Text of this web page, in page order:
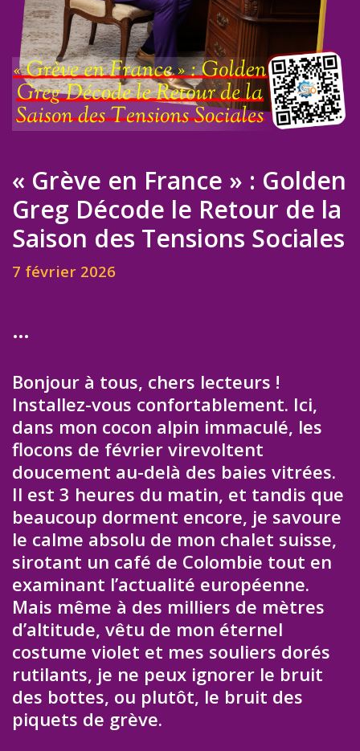
« Grève en France » : Golden
Greg Décode le Retour de la
Saison des Tensions Sociales
7 février 2026
…
Bonjour à tous, chers lecteurs !
Installez-vous confortablement. Ici,
dans mon cocon alpin immaculé, les
flocons de février virevoltent
doucement au-delà des baies vitrées.
Il est 3 heures du matin, et tandis que
beaucoup dorment encore, je savoure
le calme absolu de mon chalet suisse,
sirotant un café de Colombie tout en
examinant l’actualité européenne.
Mais même à des milliers de mètres
d’altitude, vêtu de mon éternel
costume violet et mes souliers dorés
rutilants, je ne peux ignorer le bruit
des bottes, ou plutôt, le bruit des
piquets de grève.